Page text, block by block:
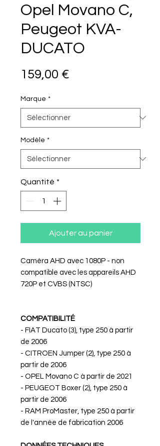
Opel Movano C,
Peugeot KVA-
DUCATO
159,00 €
Marque *
Modèle *
Quantité *
Ajouter au panier
Caméra AHD avec 1080P - non
compatible avec les appareils AHD
720P et CVBS (NTSC)
COMPATIBILITÉ
- FIAT Ducato (3), type 250 à partir
de 2006
- CITROEN Jumper (2), type 250 à
partir de 2006
- OPEL Movano C à partir de 2021
- PEUGEOT Boxer (2), type 250 à
partir de 2006
- RAM ProMaster, type 250 à partir
de l'année de fabrication 2006